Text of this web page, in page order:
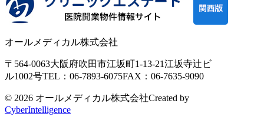
オールメディカル株式会社
〒564-0063大阪府吹田市江坂町1-13-21江坂寺辻ビ
ル1002号TEL：06-7893-6075FAX：06-7635-9090
© 2026 オールメディカル株式会社Created by
CyberIntelligence